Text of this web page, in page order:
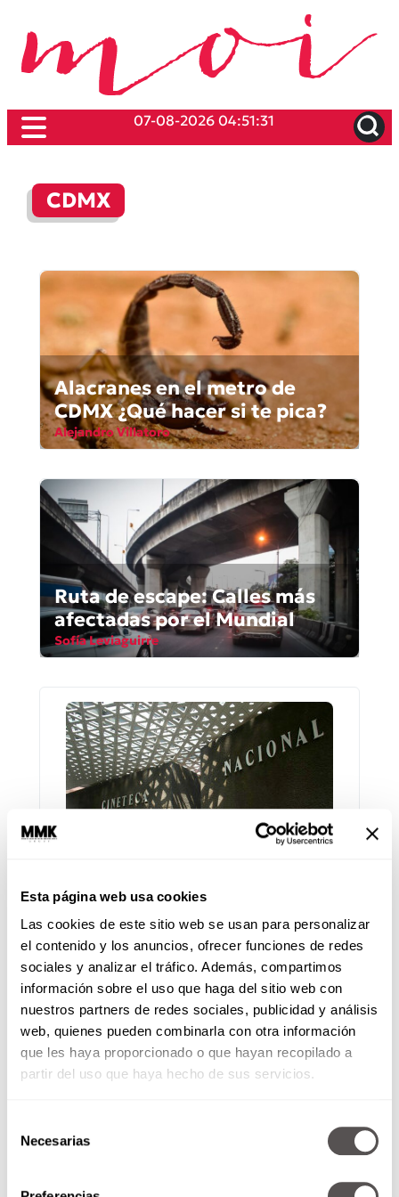
Esta página web usa cookies
Las cookies de este sitio web se usan para personalizar
el contenido y los anuncios, ofrecer funciones de redes
sociales y analizar el tráfico. Además, compartimos
información sobre el uso que haga del sitio web con
nuestros partners de redes sociales, publicidad y análisis
web, quienes pueden combinarla con otra información
que les haya proporcionado o que hayan recopilado a
partir del uso que haya hecho de sus servicios.
Necesarias
07-08-2026 04:51:31
CDMX
Alacranes en el metro de
CDMX ¿Qué hacer si te pica?
Alejandro Villatoro
Ruta de escape: Calles más
afectadas por el Mundial
Sofía Leviaguirre
Arte, gastronomía y cine…
¿Qué plan este fin?
Redacción Moi
¿Te quedaste con ganas de salir? Checa
lo que la ciudad tiene para ti.